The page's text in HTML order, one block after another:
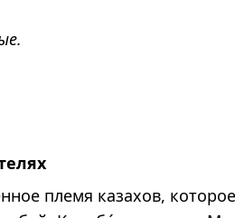
племя казахов,